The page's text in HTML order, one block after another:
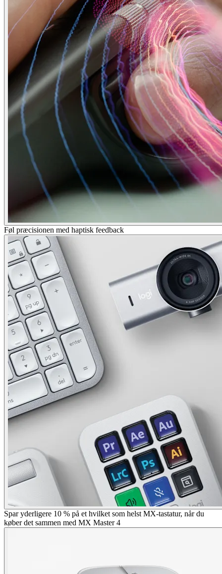
Føl præcisionen med haptisk feedback
Spar yderligere 10 % på et hvilket som helst MX-tastatur, når du
køber det sammen med MX Master 4